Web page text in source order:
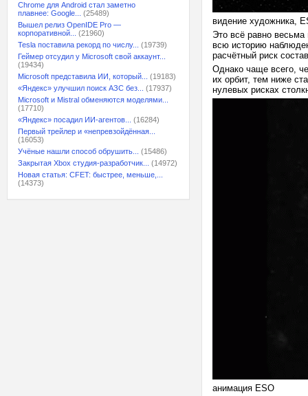
Chrome для Android стал заметно
плавнее: Google...
(25489)
Вышел релиз OpenIDE Pro —
корпоративной...
(21960)
Tesla поставила рекорд по числу...
(19739)
Геймер отсудил у Microsoft свой аккаунт...
(19434)
Microsoft представила ИИ, который...
(19183)
«Яндекс» улучшил поиск АЗС без...
(17937)
Microsoft и Mistral обменяются моделями...
(17710)
«Яндекс» посадил ИИ-агентов...
(16284)
Первый трейлер и «непревзойдённая...
(16053)
Учёные нашли способ обрушить...
(15486)
Закрытая Xbox студия-разработчик...
(14972)
Новая статья: CFET: быстрее, меньше,...
(14373)
видение художника,
Это всё равно весьма
всю историю
расчётный риск
Однако чаще всего,
их орбит, тем ниже
нулевых рисках
анимация ESO